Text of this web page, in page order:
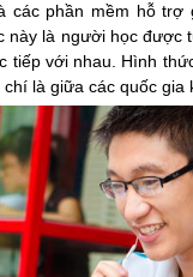
các phần mềm hỗ
là người học
tiếp với nhau. Hình
là giữa các quốc gia